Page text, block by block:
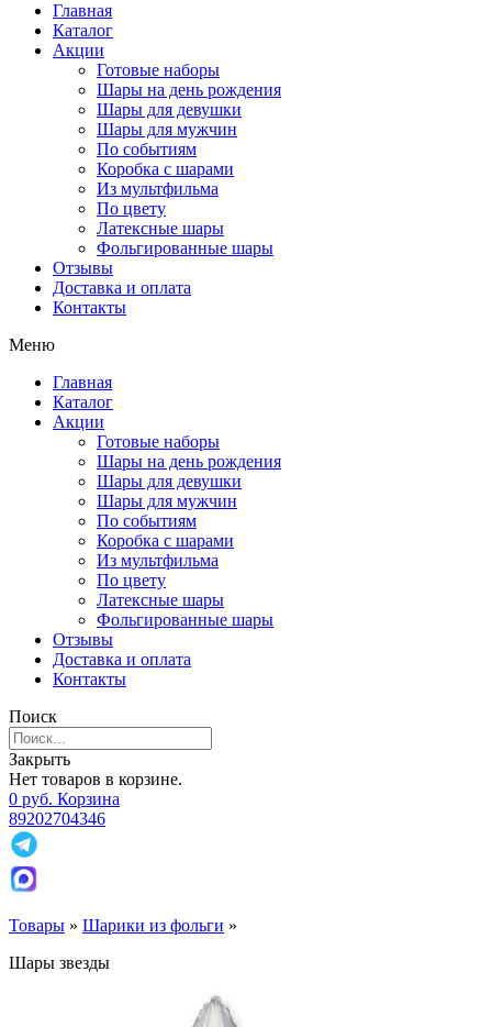
Главная
Каталог
Акции
Готовые наборы
Шары на день рождения
Шары для девушки
Шары для мужчин
По событиям
Коробка с шарами
Из мультфильма
По цвету
Латексные шары
Фольгированные шары
Отзывы
Доставка и оплата
Контакты
Меню
Главная
Каталог
Акции
Готовые наборы
Шары на день рождения
Шары для девушки
Шары для мужчин
По событиям
Коробка с шарами
Из мультфильма
По цвету
Латексные шары
Фольгированные шары
Отзывы
Доставка и оплата
Контакты
Поиск
Закрыть
Нет товаров в корзине.
0 руб. Корзина
89202704346
Товары » Шарики из фольги »
Шары звезды